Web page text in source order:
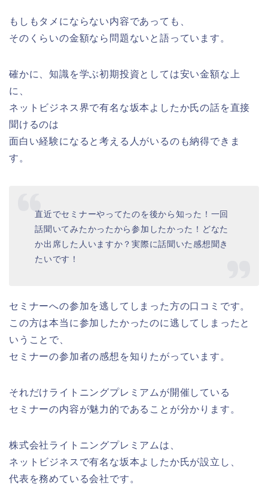
もしもタメにならない内容であっても、
そのくらいの金額なら問題ないと語っています。
確かに、知識を学ぶ初期投資としては安い金額な上
に、
ネットビジネス界で有名な坂本よしたか氏の話を直接
聞けるのは
面白い経験になると考える人がいるのも納得できま
す。
直近でセミナーやってたのを後から知った！一回
話聞いてみたかったから参加したかった！どなた
か出席した人いますか？実際に話聞いた感想聞き
たいです！
セミナーへの参加を逃してしまった方の口コミです。
この方は本当に参加したかったのに逃してしまったと
いうことで、
セミナーの参加者の感想を知りたがっています。
それだけライトニングプレミアムが開催している
セミナーの内容が魅力的であることが分かります。
株式会社ライトニングプレミアムは、
ネットビジネスで有名な坂本よしたか氏が設立し、
代表を務めている会社です。